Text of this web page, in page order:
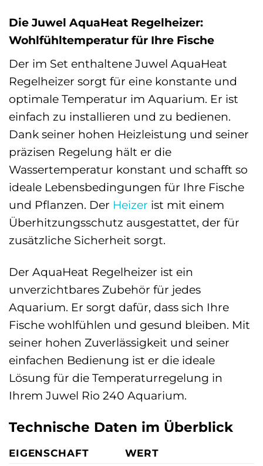
Die Juwel AquaHeat Regelheizer:
Wohlfühltemperatur für Ihre Fische
Der im Set enthaltene Juwel AquaHeat
Regelheizer sorgt für eine konstante und
optimale Temperatur im Aquarium. Er ist
einfach zu installieren und zu bedienen.
Dank seiner hohen Heizleistung und seiner
präzisen Regelung hält er die
Wassertemperatur konstant und schafft so
ideale Lebensbedingungen für Ihre Fische
und Pflanzen. Der Heizer ist mit einem
Überhitzungsschutz ausgestattet, der für
zusätzliche Sicherheit sorgt.
Der AquaHeat Regelheizer ist ein
unverzichtbares Zubehör für jedes
Aquarium. Er sorgt dafür, dass sich Ihre
Fische wohlfühlen und gesund bleiben. Mit
seiner hohen Zuverlässigkeit und seiner
einfachen Bedienung ist er die ideale
Lösung für die Temperaturregelung in
Ihrem Juwel Rio 240 Aquarium.
Technische Daten im Überblick
EIGENSCHAFT WERT